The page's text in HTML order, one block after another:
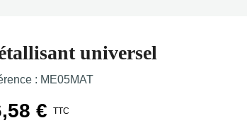
universel
: ME05MAT
€ TTC